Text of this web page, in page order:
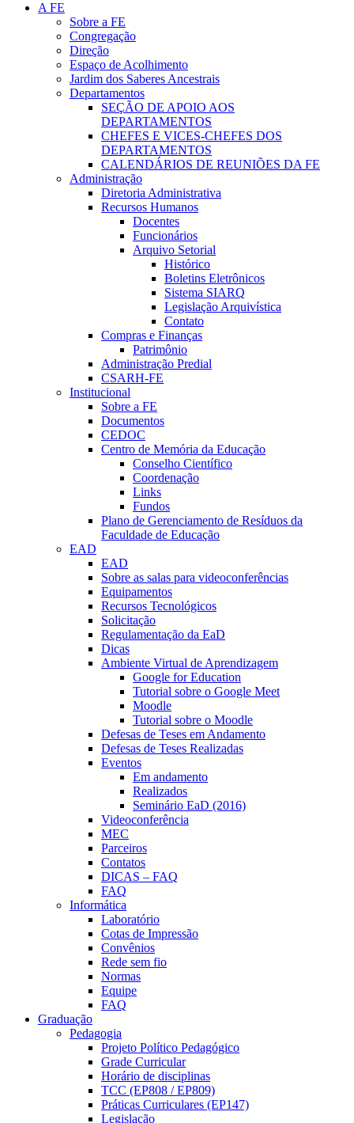
A FE
Sobre a FE
Congregação
Direção
Espaço de Acolhimento
Jardim dos Saberes Ancestrais
Departamentos
SEÇÃO DE APOIO AOS
DEPARTAMENTOS
CHEFES E VICES-CHEFES DOS
DEPARTAMENTOS
CALENDÁRIOS DE REUNIÕES DA FE
Administração
Diretoria Administrativa
Recursos Humanos
Docentes
Funcionários
Arquivo Setorial
Histórico
Boletins Eletrônicos
Sistema SIARQ
Legislação Arquivística
Contato
Compras e Finanças
Patrimônio
Administração Predial
CSARH-FE
Institucional
Sobre a FE
Documentos
CEDOC
Centro de Memória da Educação
Conselho Científico
Coordenação
Links
Fundos
Plano de Gerenciamento de Resíduos da
Faculdade de Educação
EAD
EAD
Sobre as salas para videoconferências
Equipamentos
Recursos Tecnológicos
Solicitação
Regulamentação da EaD
Dicas
Ambiente Virtual de Aprendizagem
Google for Education
Tutorial sobre o Google Meet
Moodle
Tutorial sobre o Moodle
Defesas de Teses em Andamento
Defesas de Teses Realizadas
Eventos
Em andamento
Realizados
Seminário EaD (2016)
Videoconferência
MEC
Parceiros
Contatos
DICAS – FAQ
FAQ
Informática
Laboratório
Cotas de Impressão
Convênios
Rede sem fio
Normas
Equipe
FAQ
Graduação
Pedagogia
Projeto Político Pedagógico
Grade Curricular
Horário de disciplinas
TCC (EP808 / EP809)
Práticas Curriculares (EP147)
Legislação